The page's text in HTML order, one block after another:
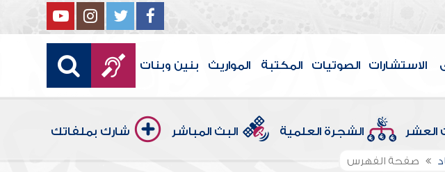
الاستشارات الصوتيات المكتبة المواريث بنين وبنات
العشر الشجرة العلمية البث المباشر شارك بملفاتك
صفحة الفهرس